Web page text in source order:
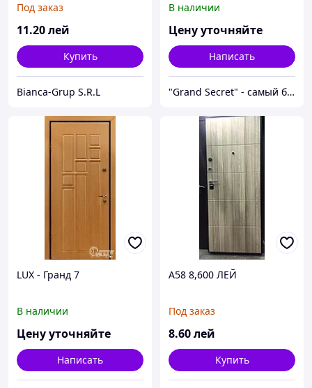
Под заказ
11.20лей
Купить
Bianca-Grup S.R.L
В наличии
Цену уточняйте
Написать
"Grand Secret" - cамый большой специализированный Showroom в Молдове
LUX - Гранд 7
В наличии
Цену уточняйте
Написать
A58 8,600 ЛЕЙ
Под заказ
8.60лей
Купить